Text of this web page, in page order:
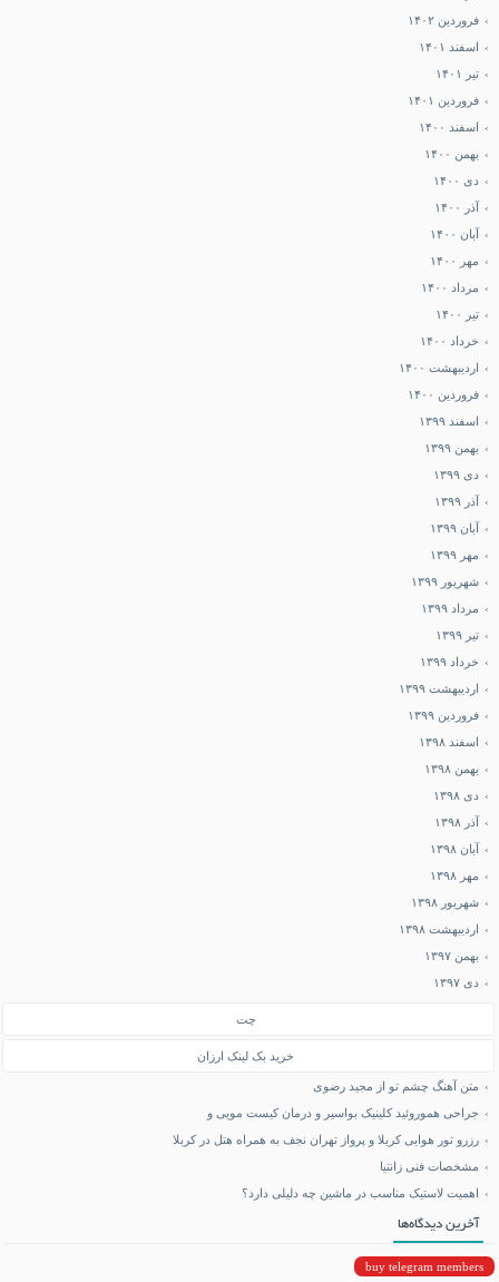
فروردین ۱۴۰۲
اسفند ۱۴۰۱
تیر ۱۴۰۱
فروردین ۱۴۰۱
اسفند ۱۴۰۰
بهمن ۱۴۰۰
دی ۱۴۰۰
آذر ۱۴۰۰
آبان ۱۴۰۰
مهر ۱۴۰۰
مرداد ۱۴۰۰
تیر ۱۴۰۰
خرداد ۱۴۰۰
اردیبهشت ۱۴۰۰
فروردین ۱۴۰۰
اسفند ۱۳۹۹
بهمن ۱۳۹۹
دی ۱۳۹۹
آذر ۱۳۹۹
آبان ۱۳۹۹
مهر ۱۳۹۹
شهریور ۱۳۹۹
مرداد ۱۳۹۹
تیر ۱۳۹۹
خرداد ۱۳۹۹
اردیبهشت ۱۳۹۹
فروردین ۱۳۹۹
اسفند ۱۳۹۸
بهمن ۱۳۹۸
دی ۱۳۹۸
آذر ۱۳۹۸
آبان ۱۳۹۸
مهر ۱۳۹۸
شهریور ۱۳۹۸
اردیبهشت ۱۳۹۸
بهمن ۱۳۹۷
دی ۱۳۹۷
چت
خرید بک لینک ارزان
متن آهنگ چشم تو از مجید رضوی
جراحی هموروئید کلینیک بواسیر و درمان کیست مویی و
رزرو تور هوایی کربلا و پرواز تهران نجف به همراه هتل در کربلا
مشخصات فنی زانتیا
اهمیت لاستیک مناسب در ماشین چه دلیلی دارد؟
آخرین دیدگاه‌ها
buy telegram members